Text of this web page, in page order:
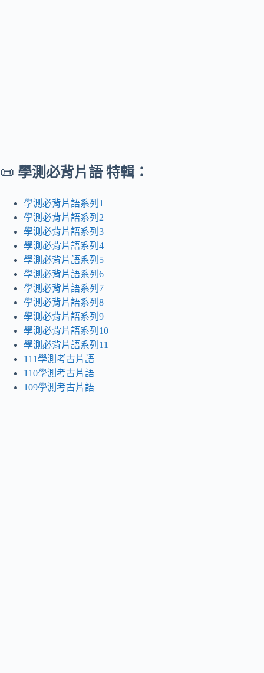
📜 學測必背片語 特輯：
學測必背片語系列1
學測必背片語系列2
學測必背片語系列3
學測必背片語系列4
學測必背片語系列5
學測必背片語系列6
學測必背片語系列7
學測必背片語系列8
學測必背片語系列9
學測必背片語系列10
學測必背片語系列11
111學測考古片語
110學測考古片語
109學測考古片語